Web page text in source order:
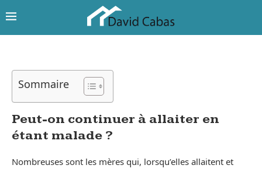
Sommaire
Peut-on continuer à allaiter en
étant malade ?
Nombreuses sont les mères qui, lorsqu’elles allaitent et